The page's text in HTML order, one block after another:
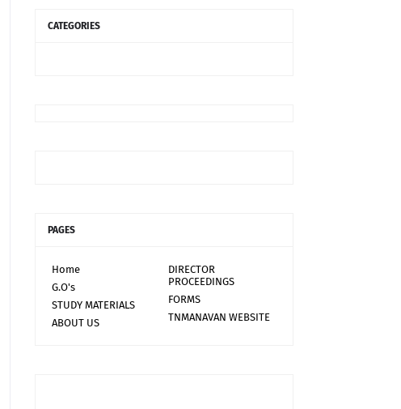
CATEGORIES
PAGES
Home
DIRECTOR
PROCEEDINGS
G.O's
FORMS
STUDY MATERIALS
TNMANAVAN WEBSITE
ABOUT US